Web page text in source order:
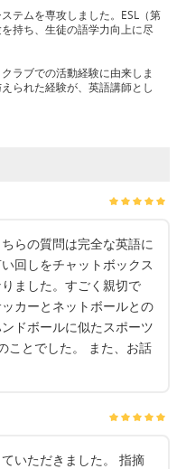
テムを専攻しました。ESL（第
持ち、生徒の語学力向上に尽
ラブでの活動経験に由来しま
られた経験が、英語講師とし
らの質問は完全な英語に
回しをチャットボックス
ました。すごく親切で
カーとネットボールとの
ドボールに似たスポーツ
ことでした。 また、お話
いただきました。 指摘